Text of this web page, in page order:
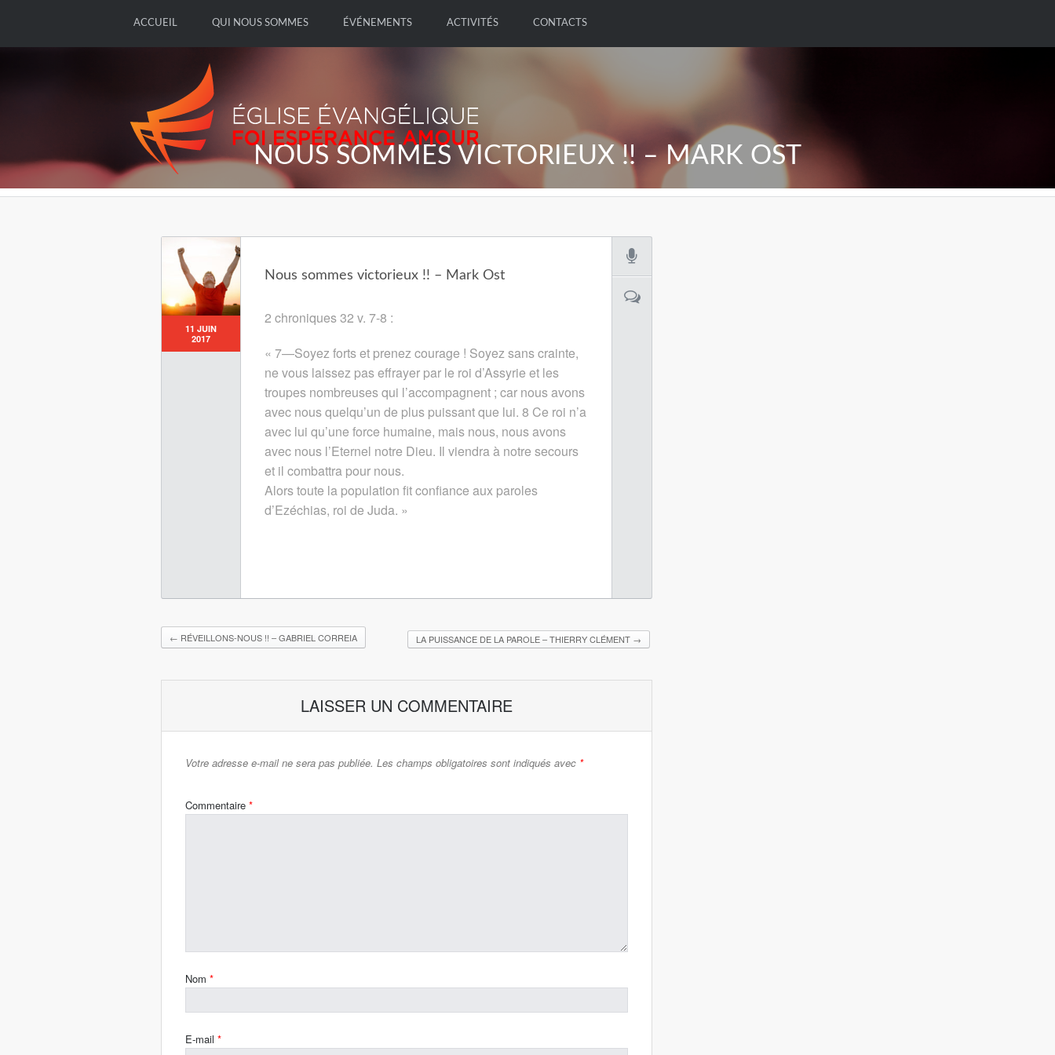
ACCUEIL QUI NOUS SOMMES ÉVÉNEMENTS ACTIVITÉS CONTACTS
NOUS SOMMES VICTORIEUX !! – MARK OST
11 JUIN
2017
Nous sommes victorieux !! – Mark Ost
2 chroniques 32 v. 7-8 :
« 7—Soyez forts et prenez courage ! Soyez sans crainte,
ne vous laissez pas effrayer par le roi d’Assyrie et les
troupes nombreuses qui l’accompagnent ; car nous avons
avec nous quelqu’un de plus puissant que lui. 8 Ce roi n’a
avec lui qu’une force humaine, mais nous, nous avons
avec nous l’Eternel notre Dieu. Il viendra à notre secours
et il combattra pour nous.
Alors toute la population fit confiance aux paroles
d’Ezéchias, roi de Juda. »
← RÉVEILLONS-NOUS !! – GABRIEL CORREIA LA PUISSANCE DE LA PAROLE – THIERRY CLÉMENT →
LAISSER UN COMMENTAIRE
Votre adresse e-mail ne sera pas publiée. Les champs obligatoires sont indiqués avec *
Commentaire *
Nom *
E-mail *